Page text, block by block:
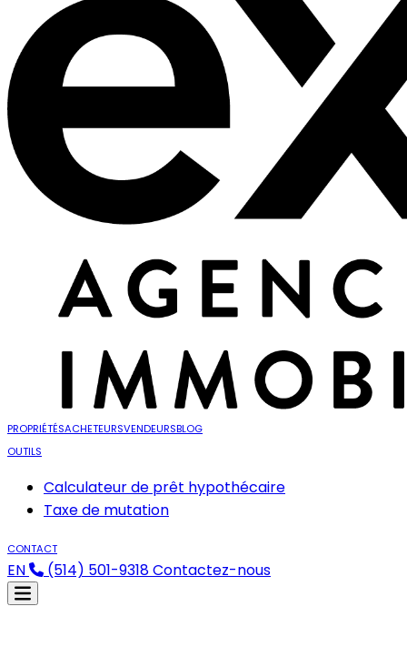
PROPRIÉTÉSACHETEURSVENDEURSBLOG
OUTILS
Calculateur de prêt hypothécaire
Taxe de mutation
CONTACT
EN (514) 501-9318Contactez-nous